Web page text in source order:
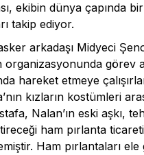
ekibin dünya çapında
takip ediyor.
arkadaşı Midyeci
organizasyonunda
hareket etmeye
kızların kostümleri
Nalan’ın eski aşkı,
ham pırlanta
Ham pırlantaları